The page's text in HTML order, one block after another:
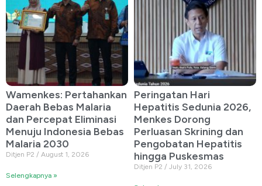
Wamenkes: Pertahankan
Daerah Bebas Malaria
dan Percepat Eliminasi
Menuju Indonesia Bebas
Malaria 2030
Ditjen P2 August 1, 2026
Selengkapnya »
Peringatan Hari
Hepatitis Sedunia 2026,
Menkes Dorong
Perluasan Skrining dan
Pengobatan Hepatitis
hingga Puskesmas
Ditjen P2 July 31, 2026